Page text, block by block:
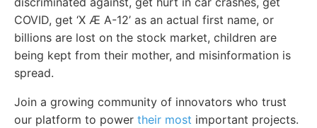
COVID, get ‘X Æ A-12’ as an actual first name, or
billions are lost on the stock market, children are
being kept from their mother, and misinformation is
spread.
Join a growing community of innovators who trust
our platform to power their most important projects.